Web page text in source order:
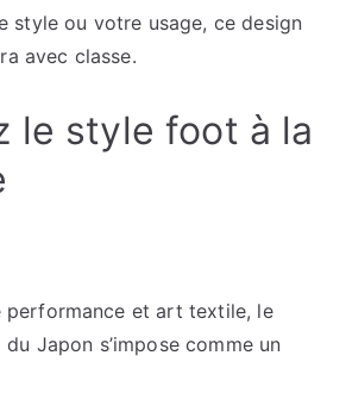
style ou votre usage, ce design
avec classe.
le style foot à la
performance et art textile, le
Japon s’impose comme un